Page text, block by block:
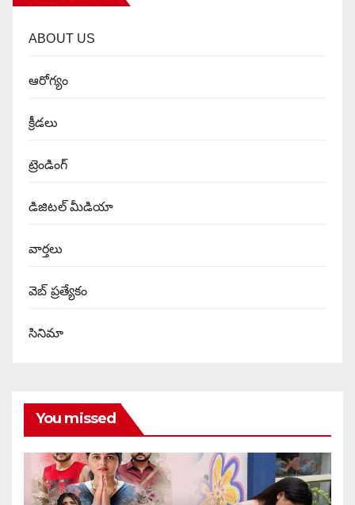
ABOUT US
ఆరోగ్యం
క్రీడలు
ట్రెండింగ్
డిజిటల్ మీడియా
వార్త‌లు
వెబ్ ప్రత్యేకం
సినిమా
You missed